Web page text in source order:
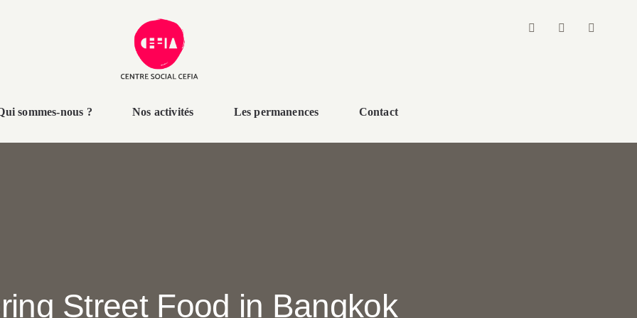
sommes-nous ? Nos activités Les permanences Contact
Street Food in Bangkok